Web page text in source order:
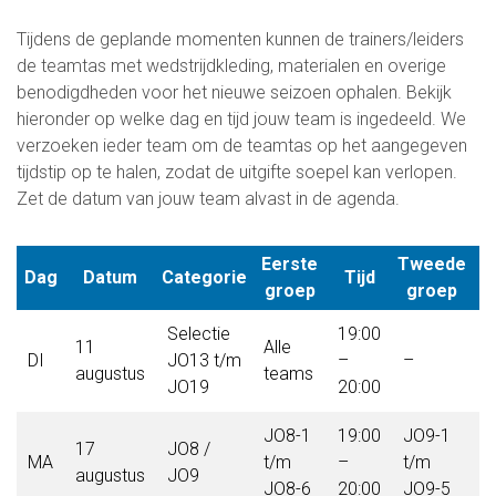
Onze historie
Onze S.P.O.R.T waarden
Fysiotherapie voor leden
Onze vrijwilligers en ereleden
Sportiviteit & respect
Gallerij
Kledingplan
Contributie
Gevonden voorwerpen
Onze opleiding
Jeugdopleiding FC Lisse
Opleidingsteams
Beleidsplan Jeugd
Tijdens de geplande momenten kunnen de trainers/leiders
de teamtas met wedstrijdkleding, materialen en overige
benodigdheden voor het nieuwe seizoen ophalen. Bekijk
hieronder op welke dag en tijd jouw team is ingedeeld. We
verzoeken ieder team om de teamtas op het aangegeven
tijdstip op te halen, zodat de uitgifte soepel kan verlopen.
Zet de datum van jouw team alvast in de agenda.
Dag Datum Categorie
Eerste
groep
Tijd
Tweede
groep
DI
11
augustus
Selectie
JO13 t/m
JO19
Alle
teams
19:00
–
20:00
–
MA
17
augustus
JO8 /
JO9
JO8-1
t/m
JO8-6
19:00
–
20:00
JO9-1
t/m
JO9-5